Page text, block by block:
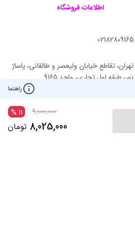
راهنما
9,000,000
11
%
8,025,000 تومان
اطلاعات فروشگاه
02182809165
تهران، تقاطع خیابان ولیعصر و طالقانی، پاساژ
نور، طبقه اول تجاری، واحد 9165